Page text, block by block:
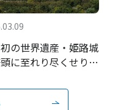
の世界遺産・姫路城
に至れり尽くせりの